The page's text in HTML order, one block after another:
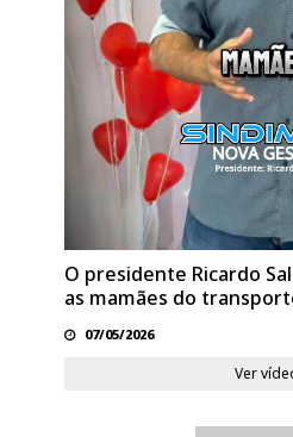
O presidente Ricardo
as mamães do
07/05/2026
Ver